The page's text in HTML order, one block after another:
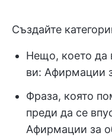
Създайте
Нещо, което да
ви: Афирмации
Фраза, която
преди да се
Афирмации за